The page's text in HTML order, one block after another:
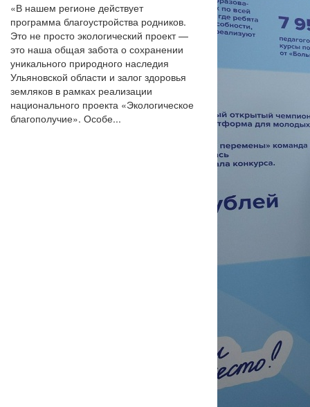
«В нашем регионе действует
программа благоустройства родников.
Это не просто экологический проект —
это наша общая забота о сохранении
уникального природного наследия
Ульяновской области и залог здоровья
земляков в рамках реализации
национального проекта «Экологическое
благополучие». Особе...